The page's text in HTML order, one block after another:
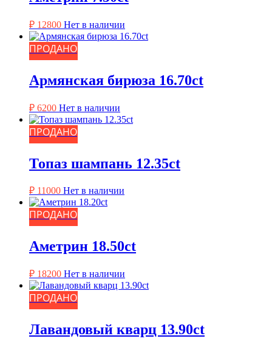
₽ 12800 Нет в наличии
ПРОДАНО
Армянская бирюза 16.70ct
₽ 6200 Нет в наличии
ПРОДАНО
Топаз шампань 12.35ct
₽ 11000 Нет в наличии
ПРОДАНО
Аметрин 18.50ct
₽ 18200 Нет в наличии
ПРОДАНО
Лавандовый кварц 13.90ct